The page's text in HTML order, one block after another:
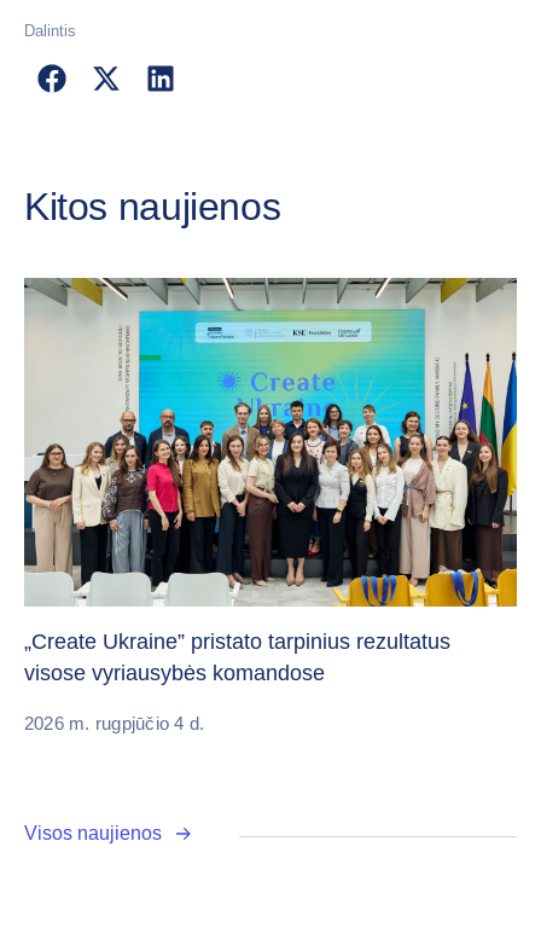
Dalintis
Kitos naujienos
„Create Ukraine” pristato tarpinius rezultatus
visose vyriausybės komandose
2026 m. rugpjūčio 4 d.
Visos naujienos